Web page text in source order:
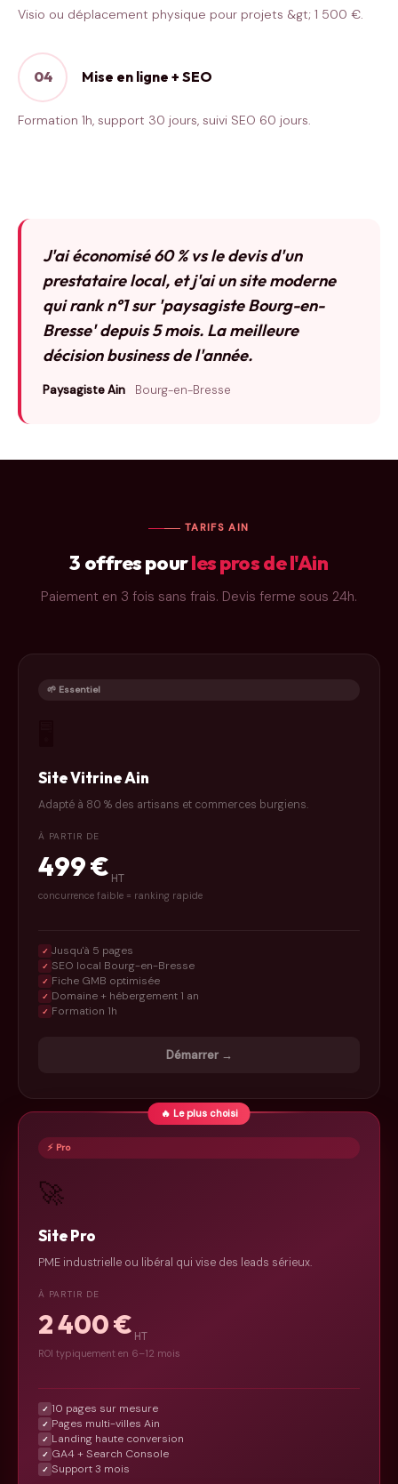
Visio ou déplacement physique pour projets &gt; 1 500 €.
04 Mise en ligne + SEO
Formation 1h, support 30 jours, suivi SEO 60 jours.
J'ai économisé 60 % vs le devis d'un
prestataire local, et j'ai un site moderne
qui rank n°1 sur 'paysagiste Bourg-en-
Bresse' depuis 5 mois. La meilleure
décision business de l'année.
Paysagiste Ain Bourg-en-Bresse
TARIFS AIN
3 offres pourles pros de l'Ain
Paiement en 3 fois sans frais. Devis ferme sous 24h.
🌱 Essentiel
Site Vitrine Ain
Adapté à 80 % des artisans et commerces burgiens.
À PARTIR DE
499 € HT
concurrence faible = ranking rapide
✓ Jusqu'à 5 pages
✓ SEO local Bourg-en-Bresse
✓ Fiche GMB optimisée
✓ Domaine + hébergement 1 an
✓ Formation 1h
Démarrer →
🔥 Le plus choisi
⚡ Pro
🚀
Site Pro
PME industrielle ou libéral qui vise des leads sérieux.
À PARTIR DE
2 400 € HT
ROI typiquement en 6–12 mois
✓ 10 pages sur mesure
✓ Pages multi-villes Ain
✓ Landing haute conversion
✓ GA4 + Search Console
✓ Support 3 mois